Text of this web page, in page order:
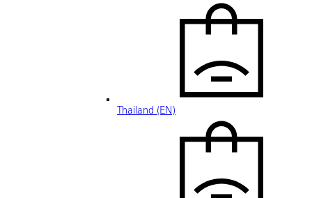
Thailand (EN)